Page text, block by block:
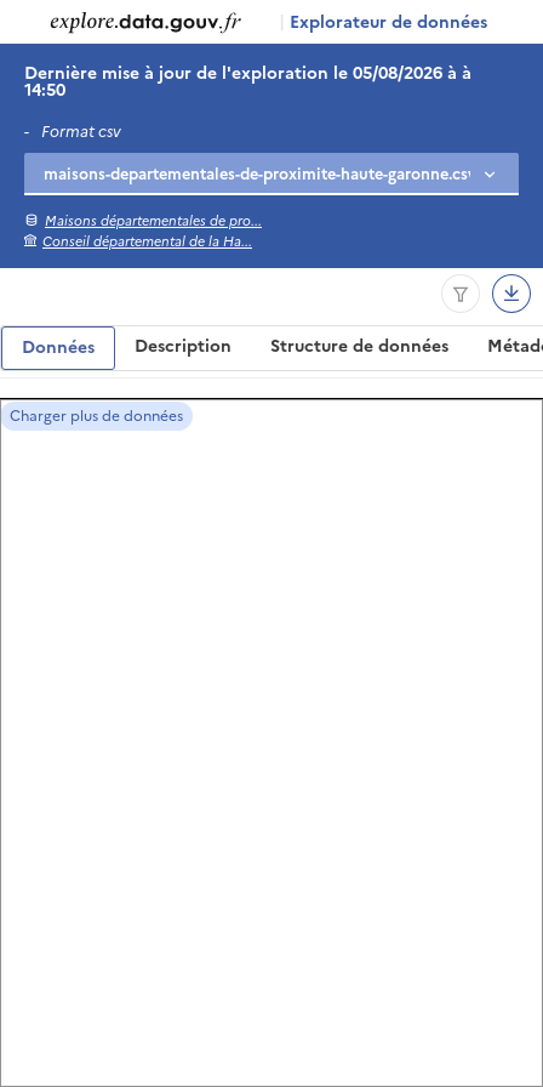
| Explorateur de données
Dernière mise à jour de l'exploration le 05/08/2026 à à
14:50
- Format csv
Maisons départementales de pro...
Conseil départemental de la Ha...
Données Description Structure de données
Charger plus de données